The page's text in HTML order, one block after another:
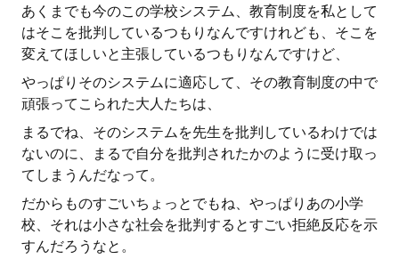
あくまでも今のこの学校システム、教育制度を私として
はそこを批判しているつもりなんですけれども、そこを
変えてほしいと主張しているつもりなんですけど、
やっぱりそのシステムに適応して、その教育制度の中で
頑張ってこられた大人たちは、
まるでね、そのシステムを先生を批判しているわけでは
ないのに、まるで自分を批判されたかのように受け取っ
てしまうんだなって。
だからものすごいちょっとでもね、やっぱりあの小学
校、それは小さな社会を批判するとすごい拒絶反応を示
すんだろうなと。